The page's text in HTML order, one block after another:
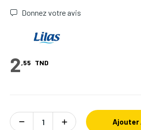
Donnez votre avis
2,55 TND
Ajouter